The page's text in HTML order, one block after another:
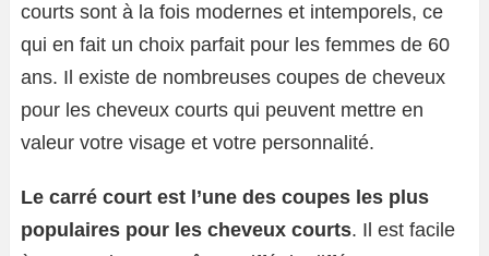
courts sont à la fois modernes et intemporels, ce
qui en fait un choix parfait pour les femmes de 60
ans. Il existe de nombreuses coupes de cheveux
pour les cheveux courts qui peuvent mettre en
valeur votre visage et votre personnalité.
Le carré court est l’une des coupes les plus
populaires pour les cheveux courts. Il est facile